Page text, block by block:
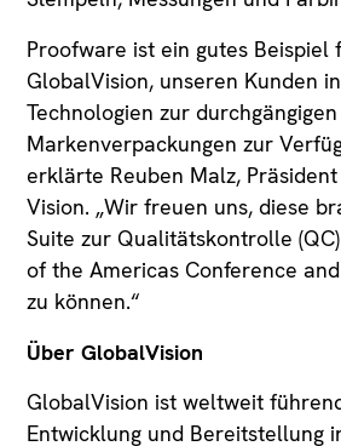
Proofware ist ein gutes Beispiel
GlobalVision, unseren Kunden
Technologien zur
Markenverpackungen zur
erklärte Reuben Malz,
Vision. „Wir freuen uns, diese
Suite zur Qualitätskontrolle
of the Americas Conference
zu können.“
Über GlobalVision
GlobalVision ist weltweit
Entwicklung und Bereitstellung